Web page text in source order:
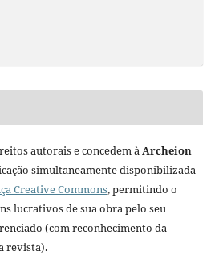
autorais e concedem àArcheion
simultaneamente disponibilizada
Creative Commons, permitindo o
lucrativos de sua obra pelo seu
(com reconhecimento da
revista).